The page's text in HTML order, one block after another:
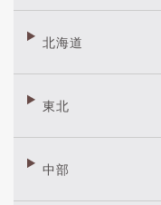
北海道
東北
中部